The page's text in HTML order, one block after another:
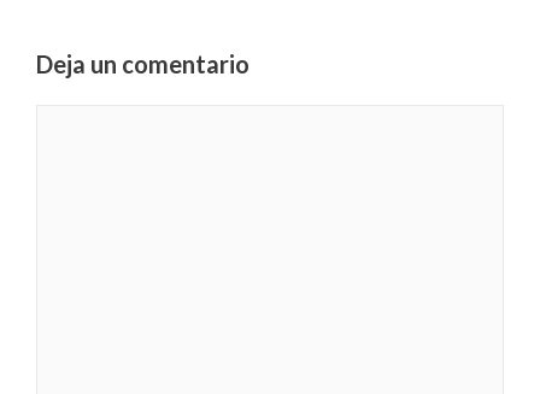
Deja un comentario